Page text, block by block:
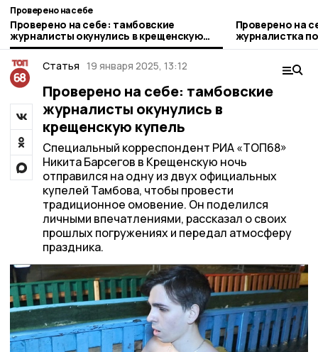
Проверено на себе
Проверено на себе: тамбовские
журналисты окунулись в крещенскую
купель
Проверено на
журналистка
конюшни
Статья 19 января 2025, 13:12
Проверено на себе: тамбовские
журналисты окунулись в
крещенскую купель
Специальный корреспондент РИА «ТОП68»
Никита Барсегов в Крещенскую ночь
отправился на одну из двух официальных
купелей Тамбова, чтобы провести
традиционное омовение. Он поделился
личными впечатлениями, рассказал о своих
прошлых погружениях и передал атмосферу
праздника.